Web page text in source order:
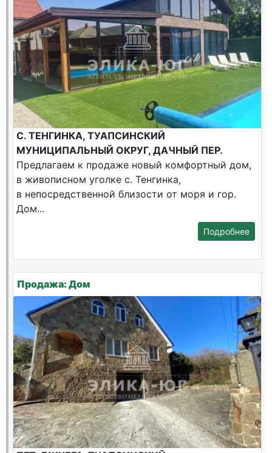
С. ТЕНГИНКА, ТУАПСИНСКИЙ
МУНИЦИПАЛЬНЫЙ ОКРУГ, ДАЧНЫЙ ПЕР.
Предлагаем к продаже новый комфортный дом,
в живописном уголке с. Тенгинка,
в непосредственной близости от моря и гор.
Дом...
Подробнее
Продажа: Дом